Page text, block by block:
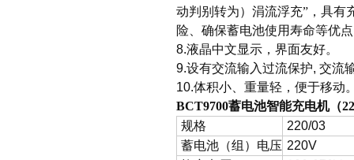
动判别转为）涓流浮充”，具有
险、确保蓄电池使用寿命等优
8.液晶中文显示，界面友好。
9.设有交流输入过流保护, 交流
10.体积小、重量轻，便于移动
BCT9700蓄电池智能充电机（
规格
220/03
蓄电池（组）电压 220V